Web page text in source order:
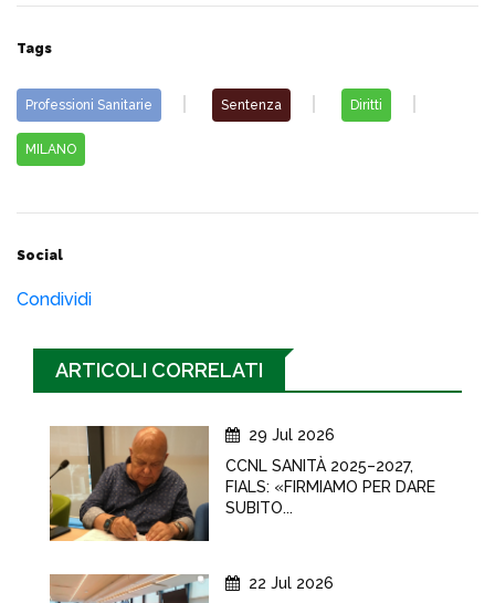
Tags
Professioni Sanitarie Sentenza Diritti
MILANO
Social
Condividi
ARTICOLI CORRELATI
29 Jul 2026
CCNL SANITÀ 2025–2027,
FIALS: «FIRMIAMO PER DARE
SUBITO...
22 Jul 2026